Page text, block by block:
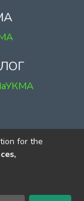
2
for the